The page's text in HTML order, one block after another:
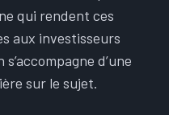
qui rendent ces
aux investisseurs
d’une
sur le sujet.